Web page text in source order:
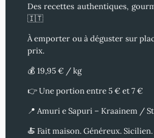
Des recettes authentiques,
🇮🇹
Àemporter ou àdéguster sur
prix.
💰 19,95 € / kg
👉 Une portion entre5 € et 7 €
📍 Amuri e Sapuri – Kraainem /
🍝 Fait maison. Généreux. Sicilien.